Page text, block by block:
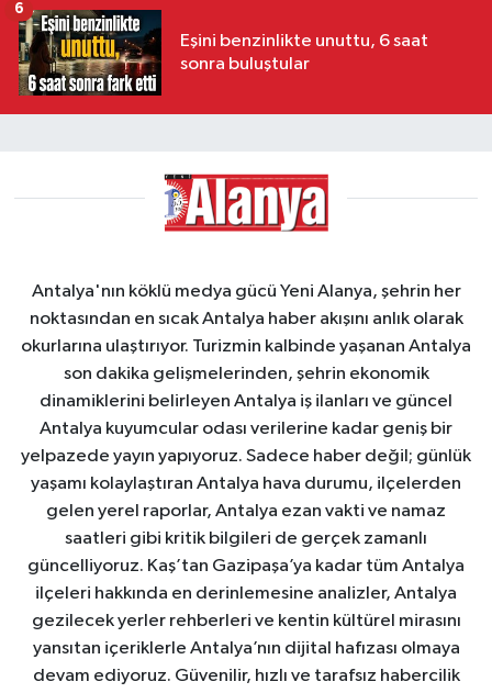
Eşini benzinlikte unuttu, 6 saat
sonra buluştular
6
Antalya'nın köklü medya gücü Yeni Alanya, şehrin her
noktasından en sıcak Antalya haber akışını anlık olarak
okurlarına ulaştırıyor. Turizmin kalbinde yaşanan Antalya
son dakika gelişmelerinden, şehrin ekonomik
dinamiklerini belirleyen Antalya iş ilanları ve güncel
Antalya kuyumcular odası verilerine kadar geniş bir
yelpazede yayın yapıyoruz. Sadece haber değil; günlük
yaşamı kolaylaştıran Antalya hava durumu, ilçelerden
gelen yerel raporlar, Antalya ezan vakti ve namaz
saatleri gibi kritik bilgileri de gerçek zamanlı
güncelliyoruz. Kaş’tan Gazipaşa’ya kadar tüm Antalya
ilçeleri hakkında en derinlemesine analizler, Antalya
gezilecek yerler rehberleri ve kentin kültürel mirasını
yansıtan içeriklerle Antalya’nın dijital hafızası olmaya
devam ediyoruz. Güvenilir, hızlı ve tarafsız habercilik